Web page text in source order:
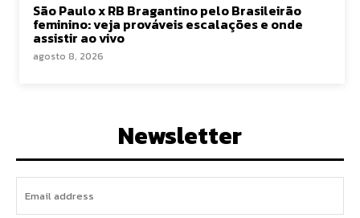
São Paulo x RB Bragantino pelo Brasileirão
feminino: veja prováveis escalações e onde
assistir ao vivo
agosto 8, 2026
Newsletter